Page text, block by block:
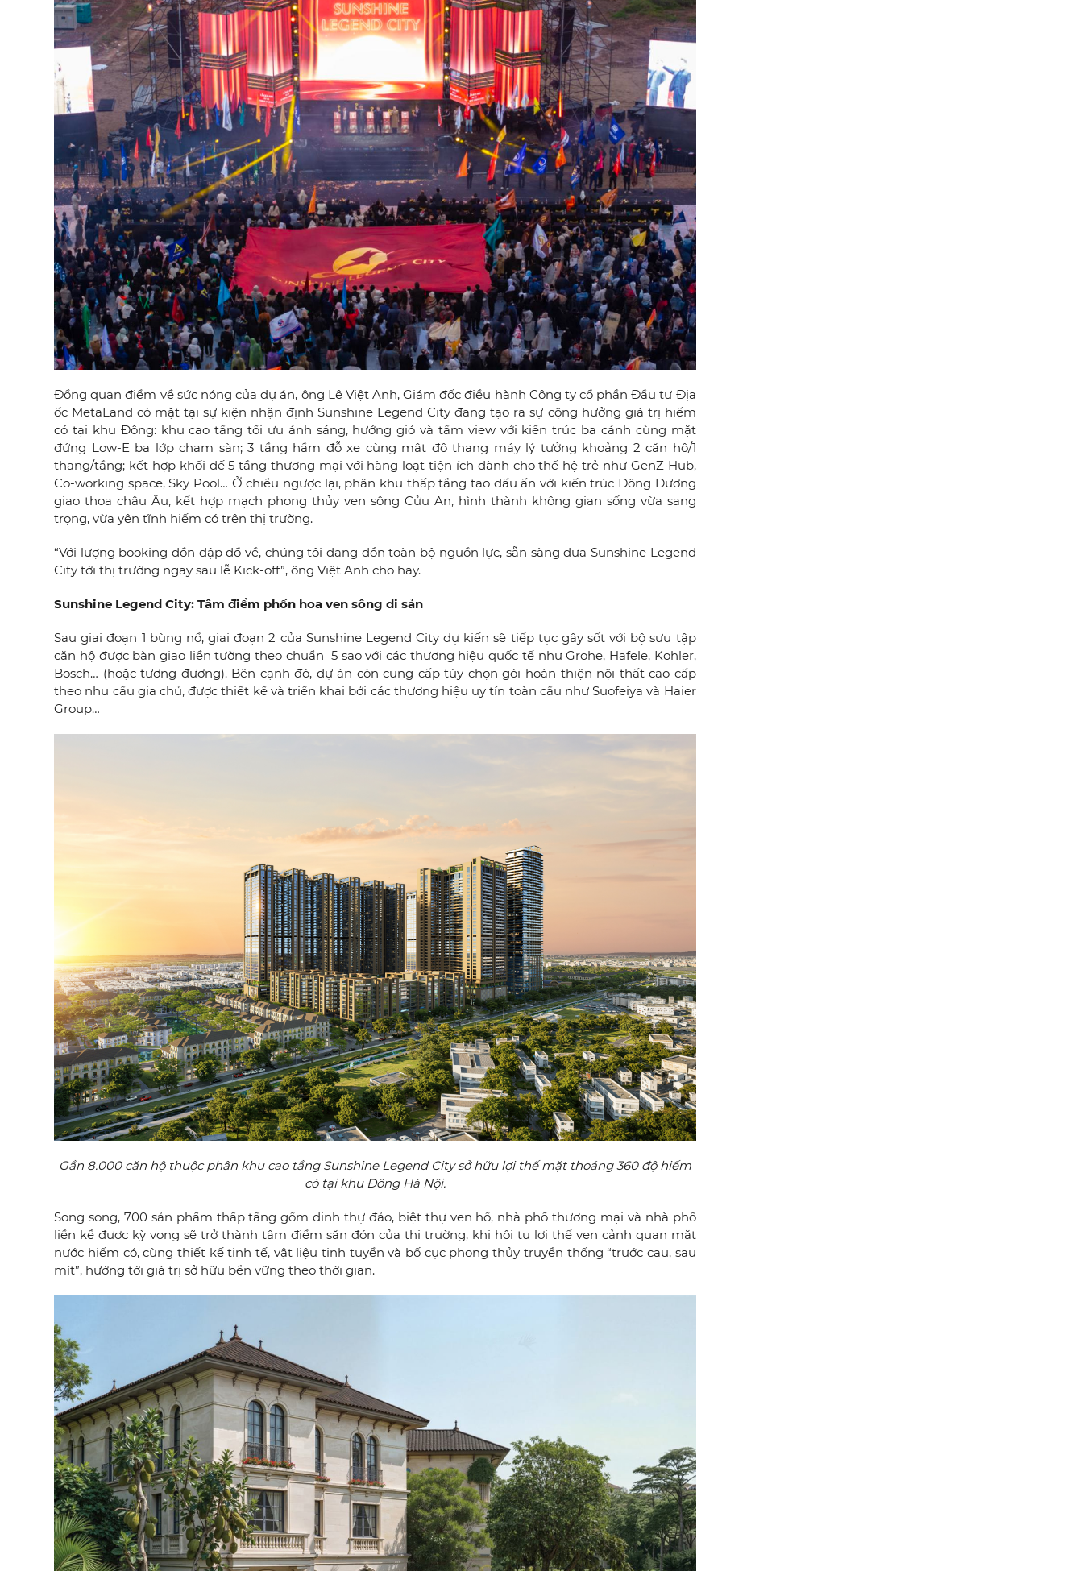
Đồng quan điểm về sức nóng của dự án, ông Lê Việt Anh, Giám đốc điều hành Công ty cổ phần Đầu tư Địa
ốc MetaLand có mặt tại sự kiện nhận định Sunshine Legend City đang tạo ra sự cộng hưởng giá trị hiếm
có tại khu Đông: khu cao tầng tối ưu ánh sáng, hướng gió và tầm view với kiến trúc ba cánh cùng mặt
đứng Low-E ba lớp chạm sàn; 3 tầng hầm đỗ xe cùng mật độ thang máy lý tưởng khoảng 2 căn hộ/1
thang/tầng; kết hợp khối đế5 tầng thương mại với hàng loạt tiện ích dành cho thế hệ trẻ như GenZ Hub,
Co-working space, Sky Pool… Ở chiều ngược lại, phân khu thấp tầng tạo dấu ấn với kiến trúc Đông Dương
giao thoa châu Âu, kết hợp mạch phong thủy ven sông Cửu An, hình thành không gian sống vừa sang
trọng, vừa yên tĩnh hiếm có trên thị trường.
“Với lượng booking dồn dập đổ về, chúng tôi đang dồn toàn bộ nguồn lực, sẵn sàng đưa Sunshine Legend
City tới thị trường ngay sau lễ Kick-off”, ông Việt Anh cho hay.
Sunshine Legend City: Tâm điểm phồn hoa ven sông di sản
Sau giai đoạn 1 bùng nổ, giai đoạn 2 của Sunshine Legend City dự kiến sẽ tiếp tục gây sốt với bộ sưu tập
căn hộ được bàn giao liền tường theo chuẩn 5 sao với các thương hiệu quốc tế như Grohe, Hafele, Kohler,
Bosch… (hoặc tương đương). Bên cạnh đó, dự án còn cung cấp tùy chọn gói hoàn thiện nội thất cao cấp
theo nhu cầu gia chủ, được thiết kế và triển khai bởi các thương hiệu uy tín toàn cầu như Suofeiya và Haier
Group…
Gần 8.000 căn hộ thuộc phân khu cao tầng Sunshine Legend City sở hữu lợi thế mặt thoáng 360 độ hiếm
có tại khu Đông Hà Nội.
Song song, 700 sản phẩm thấp tầng gồm dinh thự đảo, biệt thự ven hồ, nhà phố thương mại và nhà phố
liền kề được kỳ vọng sẽ trở thành tâm điểm săn đón của thị trường, khi hội tụ lợi thế ven cảnh quan mặt
nước hiếm có, cùng thiết kế tinh tế, vật liệu tinh tuyển và bố cục phong thủy truyền thống “trước cau, sau
mít”, hướng tới giá trị sở hữu bền vững theo thời gian.